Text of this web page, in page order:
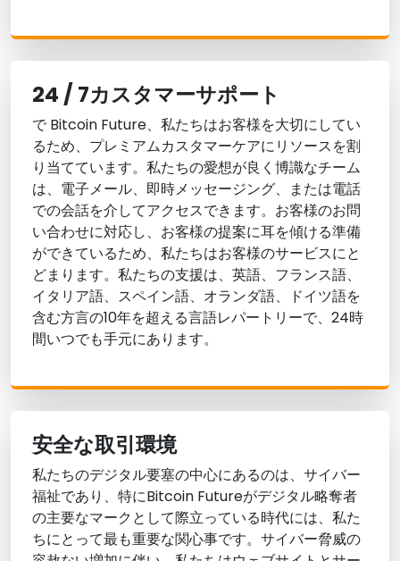
24 / 7カスタマーサポート
で Bitcoin Future、私たちはお客様を大切にしてい
るため、プレミアムカスタマーケアにリソースを割
り当てています。私たちの愛想が良く博識なチーム
は、電子メール、即時メッセージング、または電話
での会話を介してアクセスできます。お客様のお問
い合わせに対応し、お客様の提案に耳を傾ける準備
ができているため、私たちはお客様のサービスにと
どまります。私たちの支援は、英語、フランス語、
イタリア語、スペイン語、オランダ語、ドイツ語を
含む方言の10年を超える言語レパートリーで、24時
間いつでも手元にあります。
安全な取引環境
私たちのデジタル要塞の中心にあるのは、サイバー
福祉であり、特にBitcoin Futureがデジタル略奪者
の主要なマークとして際立っている時代には、私た
ちにとって最も重要な関心事です。サイバー脅威の